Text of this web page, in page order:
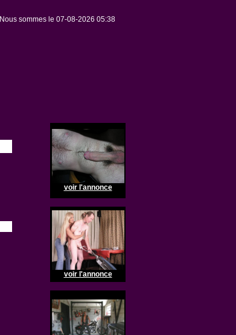
Nous sommes le 07-08-2026 05:38
voir l'annonce
voir l'annonce